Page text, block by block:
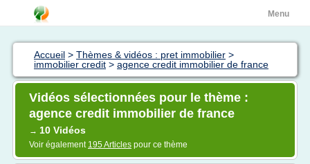
Menu
Accueil > Thèmes & vidéos : pret immobilier >
immobilier credit > agence credit immobilier de france
Vidéos sélectionnées pour le thème :
agence credit immobilier de france
→ 10 Vidéos
Voir également 195 Articles pour ce thème